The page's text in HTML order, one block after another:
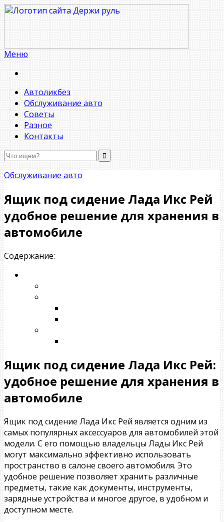
Меню
Автоликбез
Обслуживание авто
Советы
Разное
Контакты
Обслуживание авто
Ящик под сидение Лада Икс Рей
удобное решение для хранения в
автомобиле
Содержание:
Ящик под сидение Лада Икс Рей:
удобное решение для хранения в
автомобиле
Ящик под сидение Лада Икс Рей является одним из
самых популярных аксессуаров для автомобилей этой
модели. С его помощью владельцы Лады Икс Рей
могут максимально эффективно использовать
пространство в салоне своего автомобиля. Это
удобное решение позволяет хранить различные
предметы, такие как документы, инструменты,
зарядные устройства и многое другое, в удобном и
доступном месте.